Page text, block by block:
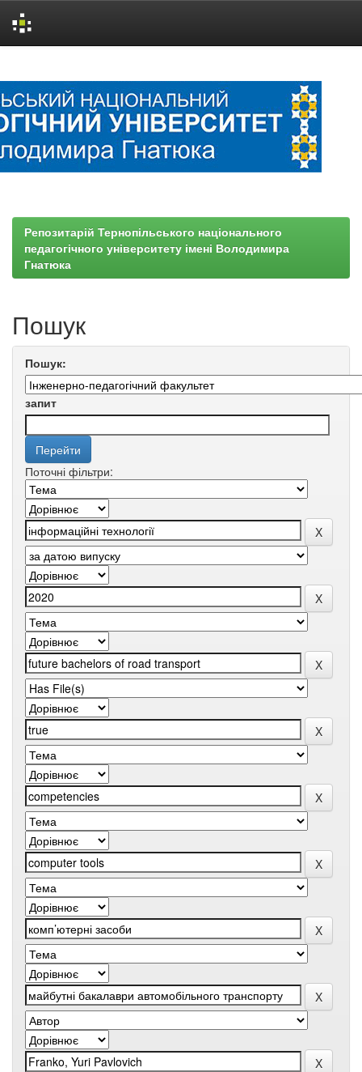
Репозитарій Тернопільського національного
педагогічного університету імені Володимира
Гнатюка
Пошук
Пошук:
запит
Поточні фільтри: